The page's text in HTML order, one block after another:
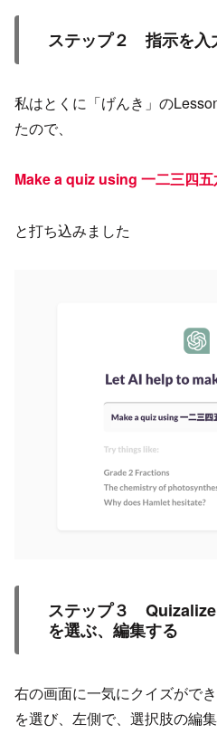
ステップ２ 指示を入
私はとくに「げんき」の
たので、
Make a quiz using 一二三四
と打ち込みました
ステップ３ Quizalize
を選ぶ、編集する
右の画面に一気にクイズがで
を選び、左側で、選択肢の編